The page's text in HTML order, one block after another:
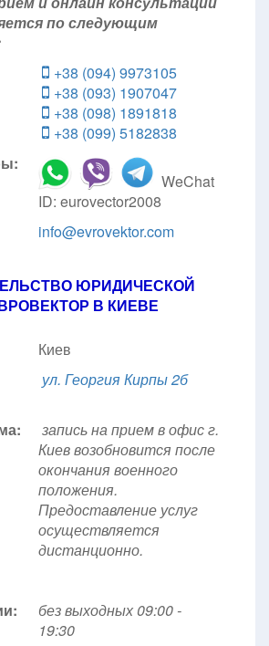
по следующим
+38 (094) 9973105
+38 (093) 1907047
+38 (098) 1891818
+38 (099) 5182838
WeChat
ID: eurovector2008
info@evrovektor.com
ЮРИДИЧЕСКОЙ
В КИЕВЕ
Киев
ул. Георгия Кирпы 2б
запись на прием в офис г.
Киев возобновится после
окончания военного
положения.
Предоставление услуг
осуществляется
дистанционно.
без выходных 09:00 -
19:30